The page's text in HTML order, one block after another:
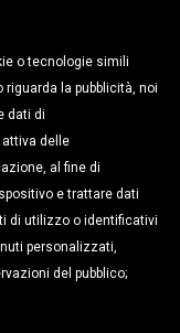
non
o tecnologie simili
riguarda la pubblicità, noi
dati di
delle
al fine di
e trattare dati
di utilizzo o identificativi
personalizzati,
del pubblico;